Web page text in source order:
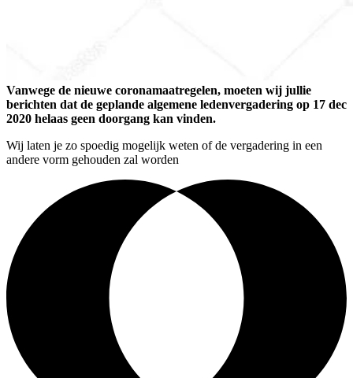
Vanwege de nieuwe coronamaatregelen, moeten wij jullie
berichten dat de geplande algemene ledenvergadering op 17 dec
2020 helaas geen doorgang kan vinden.
Wij laten je zo spoedig mogelijk weten of de vergadering in een
andere vorm gehouden zal worden